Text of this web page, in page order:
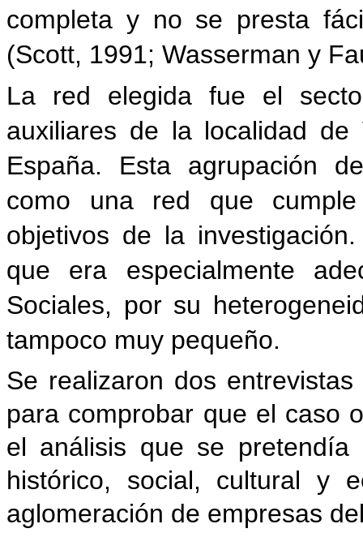
completa y no se presta
(Scott, 1991; Wasserman y
La red elegida fue el
auxiliares de la localidad
España. Esta agrupación
como una red que
objetivos de la
que era especialmente
Sociales, por su
tampoco muy pequeño.
Se realizaron dos
para comprobar que el caso
el análisis que se
histórico, social, cultural y
aglomeración de empresas